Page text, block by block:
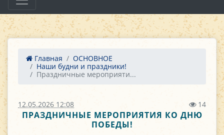
Главная
ОСНОВНОЕ
Наши будни и праздники!
Праздничные мероприяти...
12.05.2026 12:08 14
ПРАЗДНИЧНЫЕ МЕРОПРИЯТИЯ КО ДНЮ
ПОБЕДЫ!